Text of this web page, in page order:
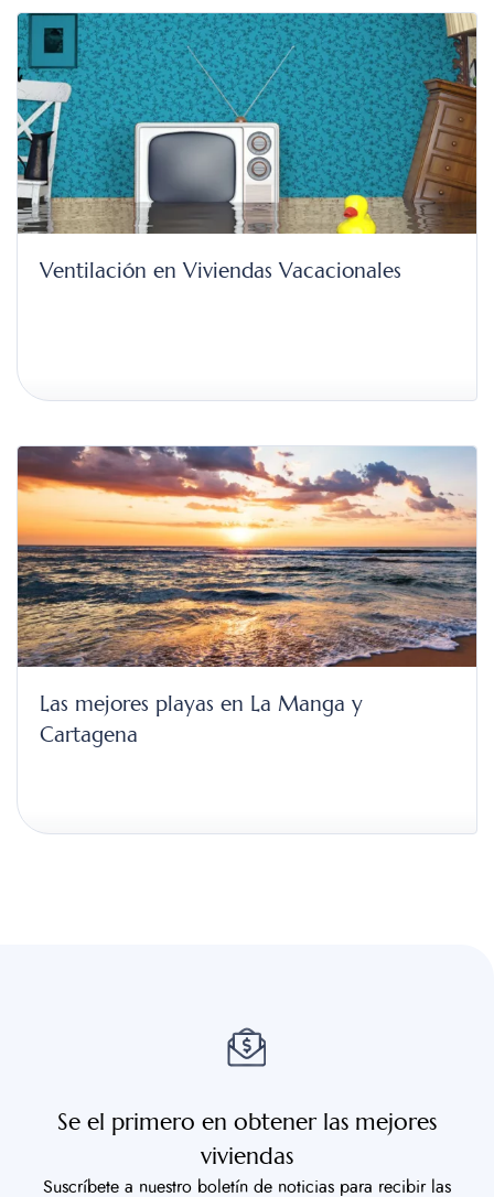
Ventilación en Viviendas Vacacionales
Las mejores playas en La Manga y
Cartagena
Se el primero en obtener las mejores
viviendas
Suscríbete a nuestro boletín de noticias para recibir las